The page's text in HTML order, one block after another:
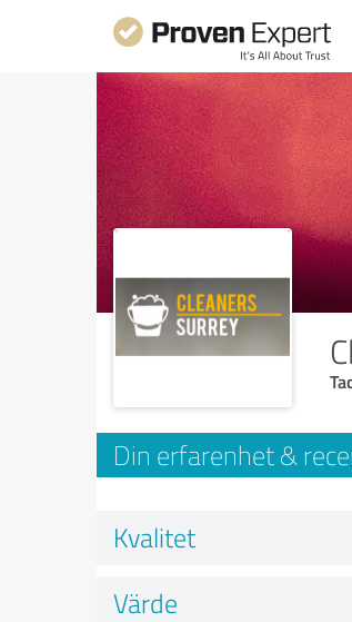
Din erfarenhet &
Kvalitet
Värde